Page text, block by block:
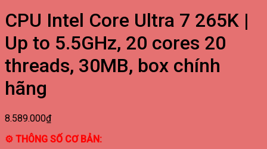
CPU Intel Core Ultra 7 265K |
Up to 5.5GHz, 20 cores 20
threads, 30MB, box chính
hãng
8.589.000₫
⚙ THÔNG SỐ CƠ BẢN: